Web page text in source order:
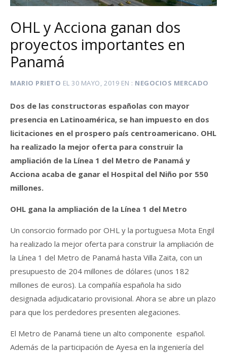
OHL y Acciona ganan dos
proyectos importantes en
Panamá
MARIO PRIETO EL30 MAYO, 2019 EN NEGOCIOS MERCADO
Dos de las constructoras españolas con mayor
presencia en Latinoamérica, se han impuesto en dos
licitaciones en el prospero país centroamericano. OHL
ha realizado la mejor oferta para construir la
ampliación de la Línea 1 del Metro de Panamá y
Acciona acaba de ganar el Hospital del Niño por 550
millones.
OHL gana la ampliación de la Línea 1 del Metro
Un consorcio formado por OHL y la portuguesa Mota Engil
ha realizado la mejor oferta para construir la ampliación de
la Línea 1 del Metro de Panamá hasta Villa Zaita, con un
presupuesto de 204 millones de dólares (unos 182
millones de euros). La compañía española ha sido
designada adjudicatario provisional. Ahora se abre un plazo
para que los perdedores presenten alegaciones.
El Metro de Panamá tiene un alto componente español.
Además de la participación de Ayesa en la ingeniería del